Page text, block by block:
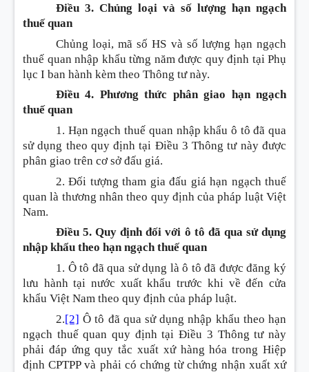
Điều 3. Chủng loại và số lượng hạn ngạch
thuế quan
Chủng loại, mã số HS và số lượng hạn ngạch
thuế quan nhập khẩu từng năm được quy định tại Phụ
lục I ban hành kèm theo Thông tư này.
Điều 4. Phương thức phân giao hạn ngạch
thuế quan
1. Hạn ngạch thuế quan nhập khẩu ô tô đã qua
sử dụng theo quy định tại Điều 3 Thông tư này được
phân giao trên cơ sở đấu giá.
2. Đối tượng tham gia đấu giá hạn ngạch thuế
quan là thương nhân theo quy định của pháp luật Việt
Nam.
Điều 5. Quy định đối với ô tô đã qua sử dụng
nhập khẩu theo hạn ngạch thuế quan
1. Ô tô đã qua sử dụng là ô tô đã được đăng ký
lưu hành tại nước xuất khẩu trước khi về đến cửa
khẩu Việt Nam theo quy định của pháp luật.
2.[2] Ô tô đã qua sử dụng nhập khẩu theo hạn
ngạch thuế quan quy định tại Điều 3 Thông tư này
phải đáp ứng quy tắc xuất xứ hàng hóa trong Hiệp
định CPTPP và phải có chứng từ chứng nhận xuất xứ